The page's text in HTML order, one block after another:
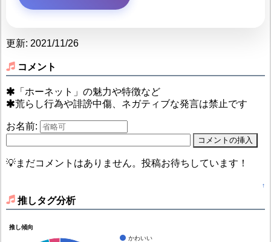
更新: 2021/11/26
コメント
「ホーネット」の魅力や特徴など
荒らし行為や誹謗中傷、ネガティブな発言は禁止です
お名前:
💡まだコメントはありません。投稿お待ちしています！
↑
推しタグ分析
推し傾向
かわいい